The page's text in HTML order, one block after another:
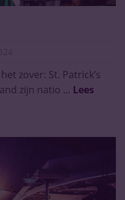
zover: St. Patrick’s
zijn natio ... Lees